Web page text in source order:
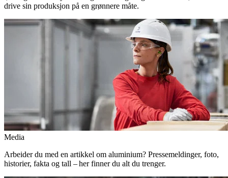
drive sin produksjon på en grønnere måte.
Media
Arbeider du med en artikkel om aluminium? Pressemeldinger, foto,
historier, fakta og tall – her finner du alt du trenger.